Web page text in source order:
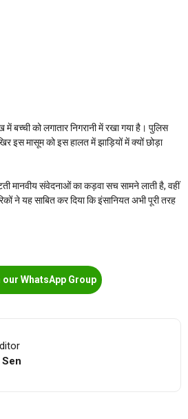
बच्ची को लगातार निगरानी में रखा गया है। पुलिस
इस मासूम को इस हालत में झाड़ियों में क्यों छोड़ा
मानवीय संवेदनाओं का कड़वा सच सामने लाती है, वहीं
ने यह साबित कर दिया कि इंसानियत अभी पूरी तरह
WhatsApp Group